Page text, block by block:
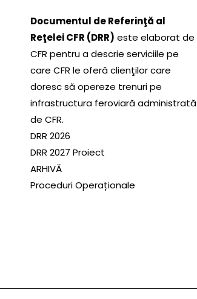
Documentul de Referinţă al
Reţelei CFR (DRR) este elaborat de
CFR pentru a descrie serviciile pe
care CFR le oferă clienţilor care
doresc să opereze trenuri pe
infrastructura feroviară administrată
de CFR.
DRR 2026
DRR 2027 Proiect
ARHIVĂ
Proceduri Operaționale